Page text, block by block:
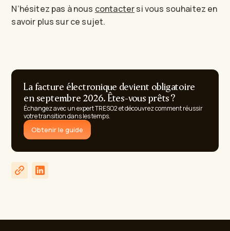
N’hésitez pas à nous contactersi vous souhaitez en
savoir plus sur ce sujet.
La facture électronique devient obligatoire
en septembre 2026. Êtes-vous prêts ?
Échangez avec un expert TRESO2 et découvrez comment réussir
votre transition dans les temps.
Obtenir le guide